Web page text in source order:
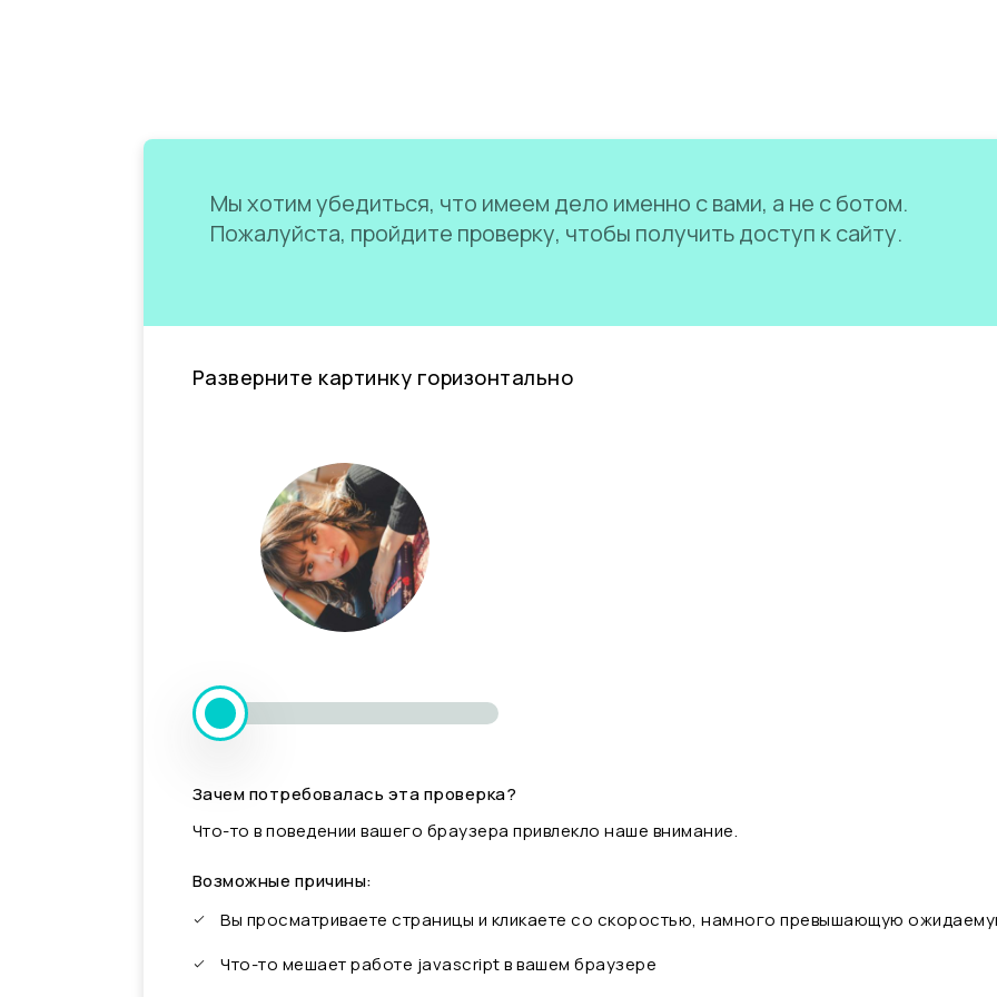
Мы хотим убедиться, что имеем дело именно с вами, а не с ботом.
Пожалуйста, пройдите проверку, чтобы получить доступ к сайту.
Разверните картинку горизонтально
Зачем потребовалась эта проверка?
Что-то в поведении вашего браузера привлекло наше внимание.
Возможные причины:
Вы просматриваете страницы и кликаете со скоростью, намного превышающую
Что-то мешает работе javascript в вашем браузере